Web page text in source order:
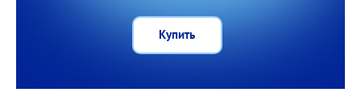
Купить